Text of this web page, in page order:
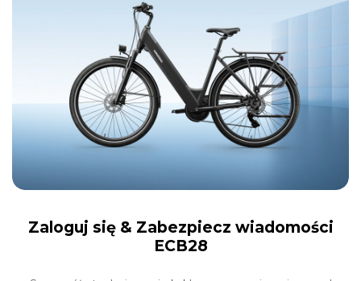
Zaloguj się & Zabezpiecz wiadomości
ECB28